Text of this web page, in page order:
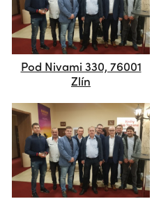
Pod Nivami 330, 76001
Zlín